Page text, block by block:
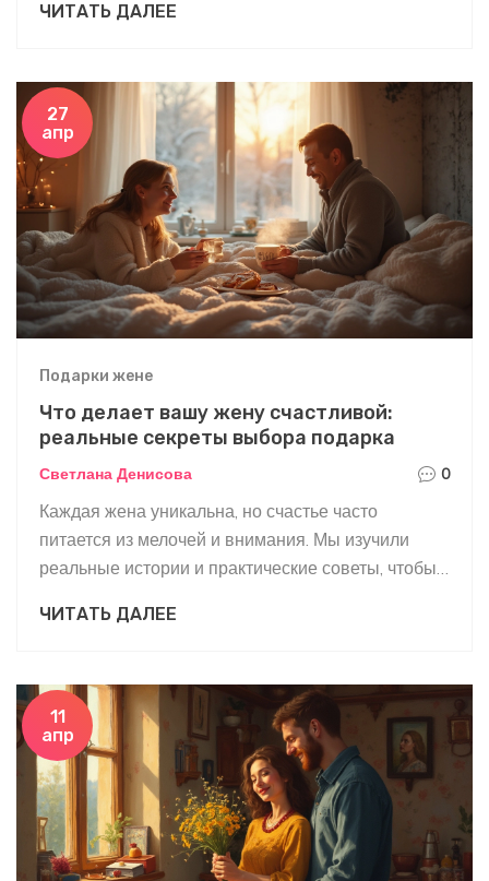
это и как секретность влияет на выбор.
действительно понравился, и объясним, как не
попасть в неловкое положение. Всё — без
лишней романтики, только то, что важно знать на
практике.
ЧИТАТЬ ДАЛЕЕ
27
апр
Подарки жене
Что делает вашу жену счастливой:
реальные секреты выбора подарка
Светлана Денисова 0
Каждая жена уникальна, но счастье часто
питается из мелочей и внимания. Мы изучили
реальные истории и практические советы, чтобы
счастливой, не промахнувшись с подарком. В
неожиданные идеи для мужей. Подойдет и для
молодых пар, и для тех, кто давно в браке.
Узнайте, как удивить свою жену и укрепить ваши
отношения.
ЧИТАТЬ ДАЛЕЕ
11
апр